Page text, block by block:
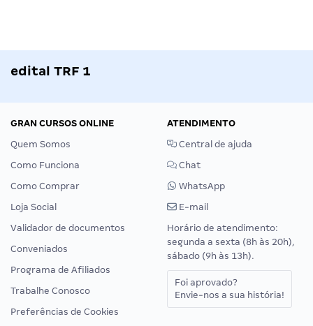
edital TRF 1
GRAN CURSOS ONLINE
Quem Somos
Como Funciona
Como Comprar
Loja Social
Validador de documentos
Conveniados
Programa de Afiliados
Trabalhe Conosco
Preferências de Cookies
ATENDIMENTO
Central de ajuda
Chat
WhatsApp
E-mail
Horário de atendimento:
segunda a sexta (8h às 20h),
sábado (9h às 13h).
Foi aprovado?
Envie-nos a sua história!